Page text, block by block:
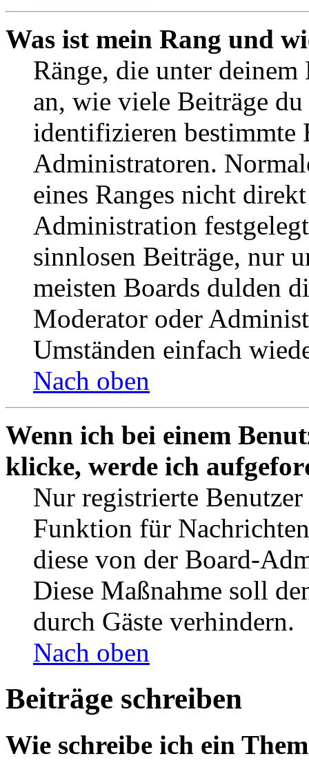
Was ist mein Rang und
Ränge, die unter deinem
an, wie viele Beiträge
identifizieren bestimmte
Administratoren.
eines Ranges nicht
Administration
sinnlosen Beiträge, nur
meisten Boards dulden
Moderator oder
Umständen einfach
Nach oben
Wenn ich bei einem
klicke, werde ich
Nur registrierte
Funktion für
diese von der Board-
Diese Maßnahme soll
durch Gäste verhindern.
Nach oben
Beiträge schreiben
Wie schreibe ich ein